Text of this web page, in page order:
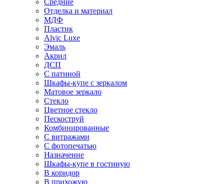
Средние
Отделка и материал
МДФ
Пластик
Alvic Luxe
Эмаль
Акрил
ДСП
С патиной
Шкафы-купе с зеркалом
Матовое зеркало
Стекло
Цветное стекло
Пескоструй
Комбинированные
С витражами
С фотопечатью
Назначение
Шкафы-купе в гостиную
В коридор
В прихожую